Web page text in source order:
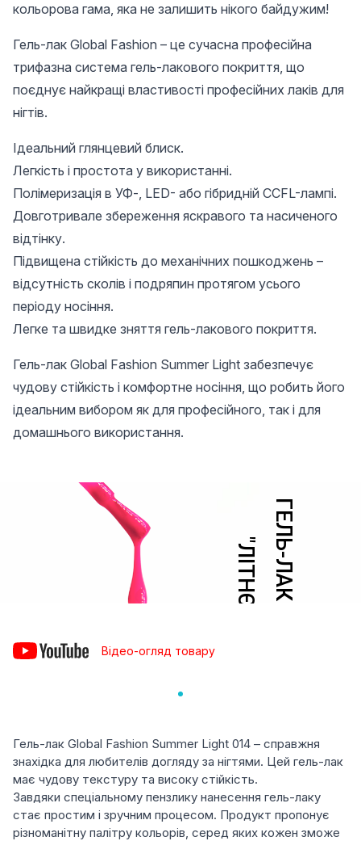
кольорова гама, яка не залишить нікого байдужим!
Гель-лак Global Fashion – це сучасна професійна
трифазна система гель-лакового покриття, що
поєднує найкращі властивості професійних лаків для
нігтів.
Ідеальний глянцевий блиск.
Легкість і простота у використанні.
Полімеризація в УФ-, LED- або гібридній CCFL-лампі.
Довготривале збереження яскравого та насиченого
відтінку.
Підвищена стійкість до механічних пошкоджень –
відсутність сколів і подряпин протягом усього
періоду носіння.
Легке та швидке зняття гель-лакового покриття.
Гель-лак Global Fashion Summer Light забезпечує
чудову стійкість і комфортне носіння, що робить його
ідеальним вибором як для професійного, так і для
домашнього використання.
Відео-огляд товару
Гель-лак Global Fashion Summer Light 014 – справжня
знахідка для любителів догляду за нігтями. Цей гель-лак
має чудову текстуру та високу стійкість.
Завдяки спеціальному пензлику нанесення гель-лаку
стає простим і зручним процесом. Продукт пропонує
різноманітну палітру кольорів, серед яких кожен зможе